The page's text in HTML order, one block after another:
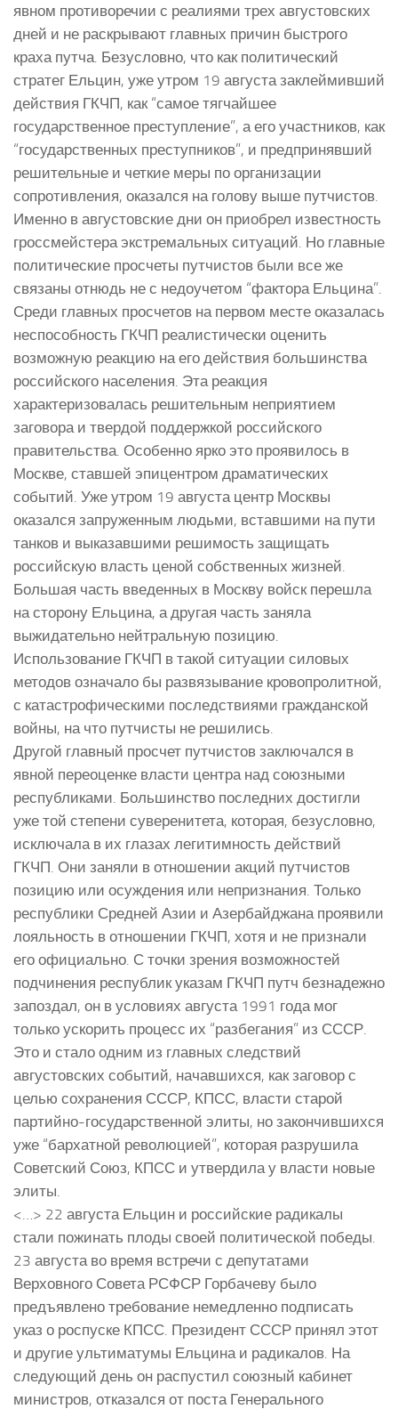
явном противоречии с реалиями трех августовских
дней и не раскрывают главных причин быстрого
краха путча. Безусловно, что как политический
стратег Ельцин, уже утром 19 августа заклеймивший
действия ГКЧП, как “самое тягчайшее
государственное преступление”, а его участников, как
“государственных преступников”, и предпринявший
решительные и четкие меры по организации
сопротивления, оказался на голову выше путчистов.
Именно в августовские дни он приобрел известность
гроссмейстера экстремальных ситуаций. Но главные
политические просчеты путчистов были все же
связаны отнюдь не с недоучетом “фактора Ельцина”.
Среди главных просчетов на первом месте оказалась
неспособность ГКЧП реалистически оценить
возможную реакцию на его действия большинства
российского населения. Эта реакция
характеризовалась решительным неприятием
заговора и твердой поддержкой российского
правительства. Особенно ярко это проявилось в
Москве, ставшей эпицентром драматических
событий. Уже утром 19 августа центр Москвы
оказался запруженным людьми, вставшими на пути
танков и выказавшими решимость защищать
российскую власть ценой собственных жизней.
Большая часть введенных в Москву войск перешла
на сторону Ельцина, а другая часть заняла
выжидательно нейтральную позицию.
Использование ГКЧП в такой ситуации силовых
методов означало бы развязывание кровопролитной,
с катастрофическими последствиями гражданской
войны, на что путчисты не решились.
Другой главный просчет путчистов заключался в
явной переоценке власти центра над союзными
республиками. Большинство последних достигли
уже той степени суверенитета, которая, безусловно,
исключала в их глазах легитимность действий
ГКЧП. Они заняли в отношении акций путчистов
позицию или осуждения или непризнания. Только
республики Средней Азии и Азербайджана проявили
лояльность в отношении ГКЧП, хотя и не признали
его официально. С точки зрения возможностей
подчинения республик указам ГКЧП путч безнадежно
запоздал, он в условиях августа 1991 года мог
только ускорить процесс их “разбегания” из СССР.
Это и стало одним из главных следствий
августовских событий, начавшихся, как заговор с
целью сохранения СССР, КПСС, власти старой
партийно-государственной элиты, но закончившихся
уже “бархатной революцией”, которая разрушила
Советский Союз, КПСС и утвердила у власти новые
элиты.
<…> 22 августа Ельцин и российские радикалы
стали пожинать плоды своей политической победы.
23 августа во время встречи с депутатами
Верховного Совета РСФСР Горбачеву было
предъявлено требование немедленно подписать
указ о роспуске КПСС. Президент СССР принял этот
и другие ультиматумы Ельцина и радикалов. На
следующий день он распустил союзный кабинет
министров, отказался от поста Генерального